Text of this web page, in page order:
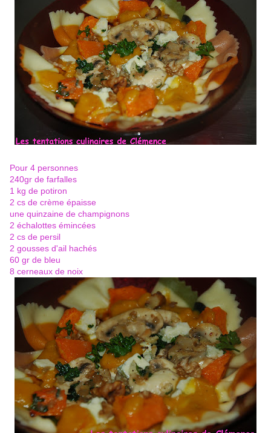
Pour 4 personnes
240gr de farfalles
1 kg de potiron
2 cs de crème épaisse
une quinzaine de champignons
2 échalottes émincées
2 cs de persil
2 gousses d'ail hachés
60 gr de bleu
8 cerneaux de noix